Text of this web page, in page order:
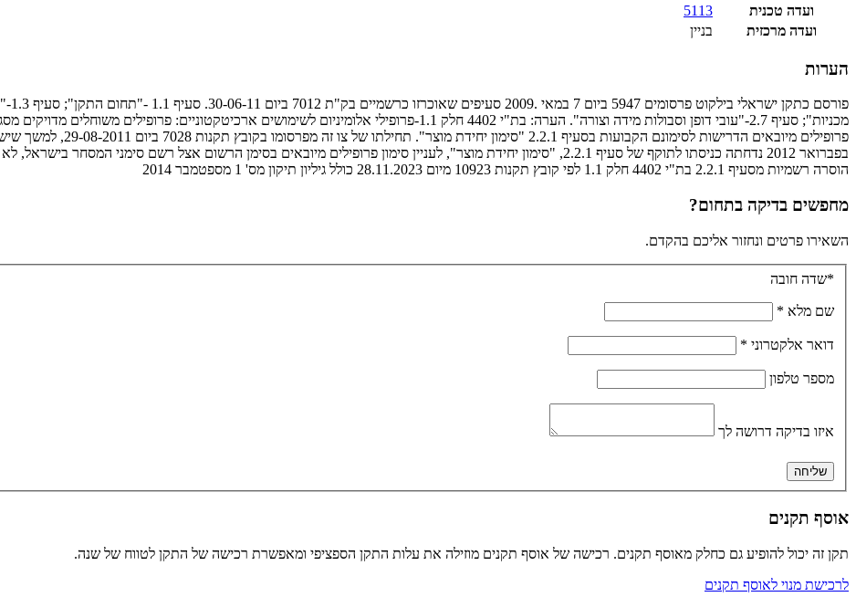
ועדה טכנית
5113
ועדה מרכזית
בניין
הערות
הוסרה רשמיות מסעיף 2.2.1 בת"י 4402 חלק 1.1 לפי קובץ תקנות 10923 מיום 28.11.2023 כולל גיליון תיקון מס' 1 מספטמבר 2014
מחפשים בדיקה בתחום?
השאירו פרטים ונחזור אליכם בהקדם.
*שדה חובה
שם מלא *
דואר אלקטרוני *
מספר טלפון
איזו בדיקה דרושה לך
שליחה
אוסף תקנים
תקן זה יכול להופיע גם כחלק מאוסף תקנים. רכישה של אוסף תקנים מוזילה את עלות התקן הספציפי ומאפשרת רכישה של התקן לטווח של שנה.
לרכישת מנוי לאוסף תקנים